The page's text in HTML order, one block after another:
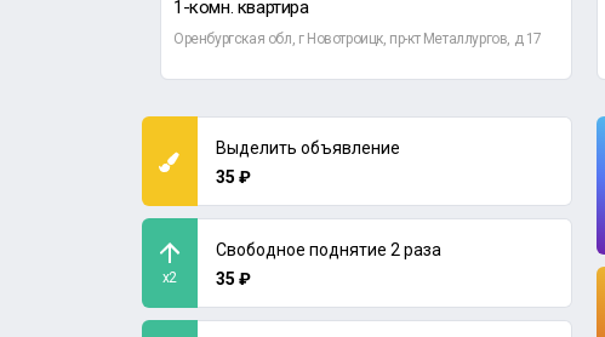
1-комн. квартира
Оренбургская обл, г Новотроицк, пр-кт Металлургов, д 17
Выделить объявление
35 ₽
x2
Свободное поднятие 2 раза
35 ₽